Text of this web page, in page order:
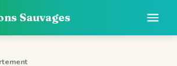
Sauvages